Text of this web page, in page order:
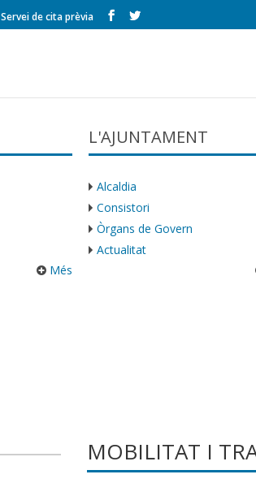
Servei de cita prèvia
Més
L'AJUNTAMENT
Alcaldia
Consistori
Òrgans de Govern
Actualitat
MOBILITAT I